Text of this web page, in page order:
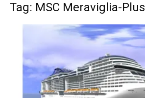
Tag: MSC Meraviglia-Plus